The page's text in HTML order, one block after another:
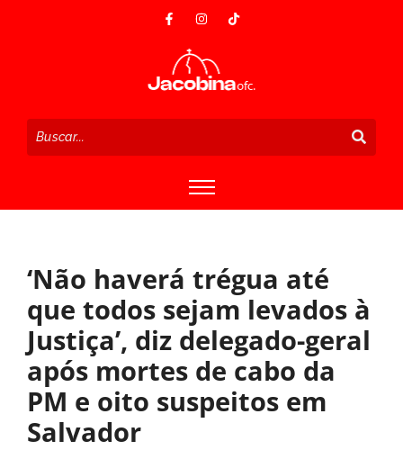
‘Não haverá trégua até
que todos sejam levados à
Justiça’, diz delegado-geral
após mortes de cabo da
PM e oito suspeitos em
Salvador